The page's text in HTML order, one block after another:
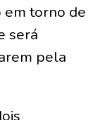
em torno de
será
pela